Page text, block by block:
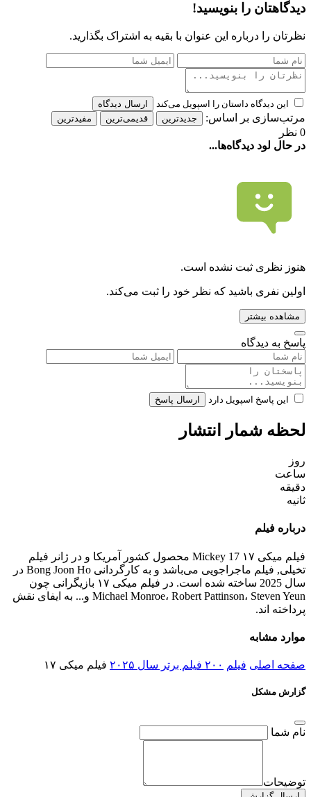
دیدگاهتان را بنویسید!
نظرتان را درباره این عنوان با بقیه به اشتراک بگذارید.
این دیدگاه داستان را اسپویل می‌کند ارسال دیدگاه
مرتب‌سازی بر اساس: جدیدترین قدیمی‌ترین مفیدترین
0 نظر
در حال لود دیدگاه‌ها...
هنوز نظری ثبت نشده است.
اولین نفری باشید که نظر خود را ثبت می‌کند.
مشاهده بیشتر
پاسخ به دیدگاه
این پاسخ اسپویل دارد ارسال پاسخ
لحظه شمار انتشار
روز
ساعت
دقیقه
ثانیه
درباره فیلم
فیلم میکی ۱۷ Mickey 17 محصول کشور آمریکا و در ژانر فیلم
تخیلی, فیلم ماجراجویی می‌باشد و به کارگردانی Bong Joon Ho در
سال 2025 ساخته شده است. در فیلم میکی ۱۷ بازیگرانی چون
Michael Monroe، Robert Pattinson، Steven Yeun و... به ایفای نقش
پرداخته اند.
موارد مشابه
صفحه اصلی فیلم ۲۰۰ فیلم برتر سال ۲۰۲۵ فیلم میکی ۱۷
گزارش مشکل
نام شما
توضیحات